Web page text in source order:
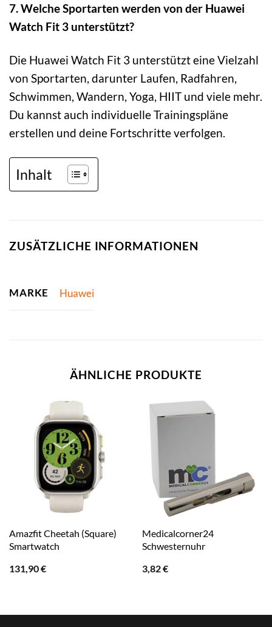
7. Welche Sportarten werden von der Huawei
Watch Fit 3 unterstützt?
Die Huawei Watch Fit 3 unterstützt eine Vielzahl
von Sportarten, darunter Laufen, Radfahren,
Schwimmen, Wandern, Yoga, HIIT und viele mehr.
Du kannst auch individuelle Trainingspläne
erstellen und deine Fortschritte verfolgen.
Inhalt
ZUSÄTZLICHE INFORMATIONEN
MARKE Huawei
ÄHNLICHE PRODUKTE
Amazfit Cheetah (Square)
Smartwatch
131,90€
Medicalcorner24
Schwesternuhr
3,82€